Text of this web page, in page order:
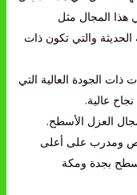
هذا المجال مثل
الحديثة والتي تكون ذات
ذات الجودة العالية التي
عالية.
العزل الأسطح.
ومدرب على أعلى
بجدة ومكة